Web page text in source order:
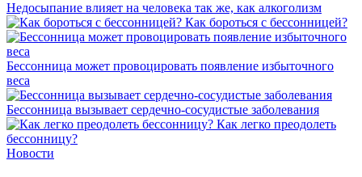
Недосыпание влияет на человека так же, как алкоголизм
Как бороться с бессонницей?
Бессонница может провоцировать появление избыточного
веса
Бессонница вызывает сердечно-сосудистые заболевания
Как легко преодолеть
бессонницу?
Новости